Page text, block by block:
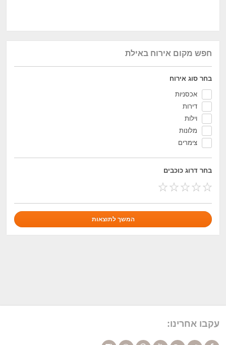
חפש מקום אירוח באילת
בחר סוג אירוח
אכסניות
דירות
וילות
מלונות
צימרים
בחר דרוג כוכבים
עקבו אחרינו: